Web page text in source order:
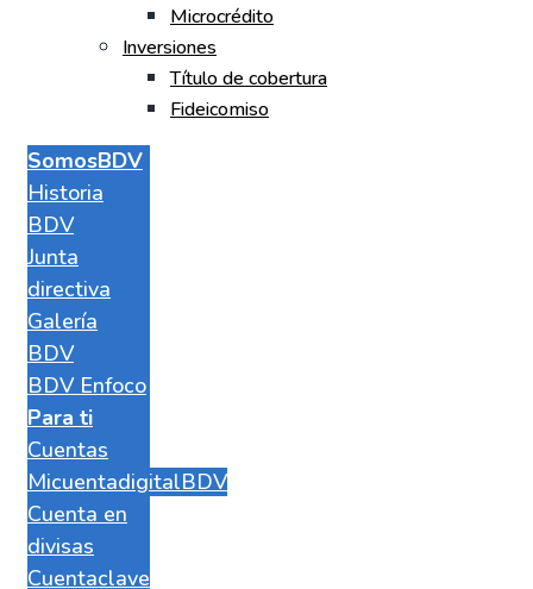
Microcrédito
Inversiones
Título de cobertura
Fideicomiso
SomosBDV
Historia
BDV
Junta
directiva
Galería
BDV
BDV Enfoco
Para ti
Cuentas
MicuentadigitalBDV
Cuenta en
divisas
Cuentaclave